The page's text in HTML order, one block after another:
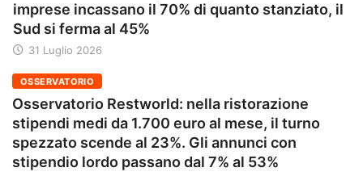
imprese incassano il 70% di quanto stanziato, il
Sud si ferma al 45%
31 Luglio 2026
OSSERVATORIO
Osservatorio Restworld: nella ristorazione
stipendi medi da 1.700 euro al mese, il turno
spezzato scende al 23%. Gli annunci con
stipendio lordo passano dal 7% al 53%